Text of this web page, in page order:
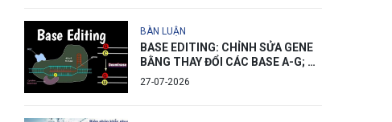
BÀN LUẬN
BASE EDITING: CHỈNH SỬA GENE
BẰNG THAY ĐỔI CÁC BASE A-G; C-
T
27-07-2026